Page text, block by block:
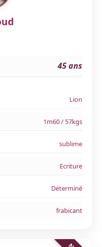
45 ans
Lion
1m60 / 57kgs
sublime
Ecriture
Déterminé
frabicant